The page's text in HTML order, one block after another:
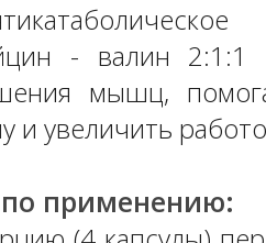
- валин 2:1:1
мышц,
и увеличить
применению: